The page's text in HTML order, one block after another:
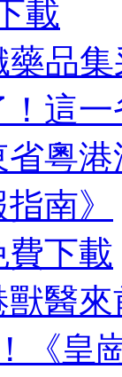
載
藥品
這
粵
南》
下載
醫
《皇